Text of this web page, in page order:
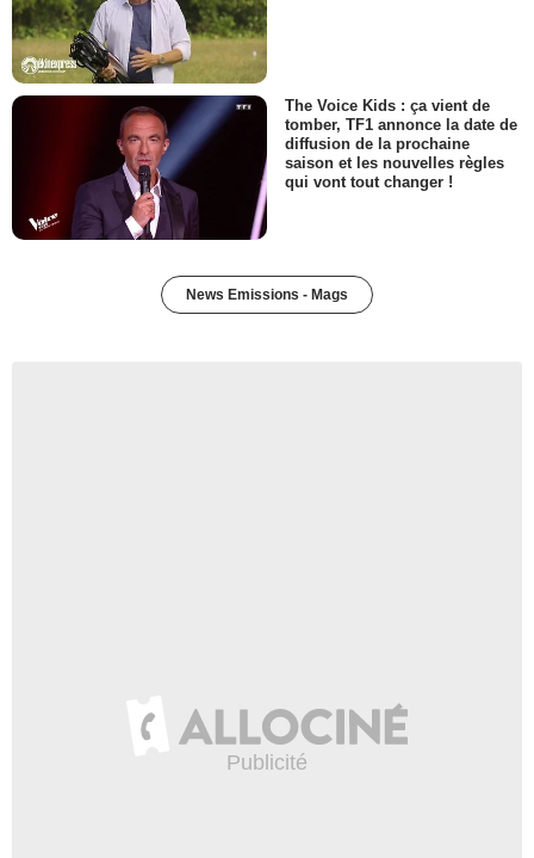
The Voice Kids : ça vient de
tomber, TF1 annonce la date de
diffusion de la prochaine
saison et les nouvelles règles
qui vont tout changer !
News Emissions - Mags